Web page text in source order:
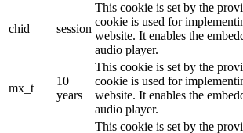
chid session
This cookie is set by the
cookie is used for
website. It enables the
audio player.
mx_t
10
years
This cookie is set by the
cookie is used for
website. It enables the
audio player.
This cookie is set by the